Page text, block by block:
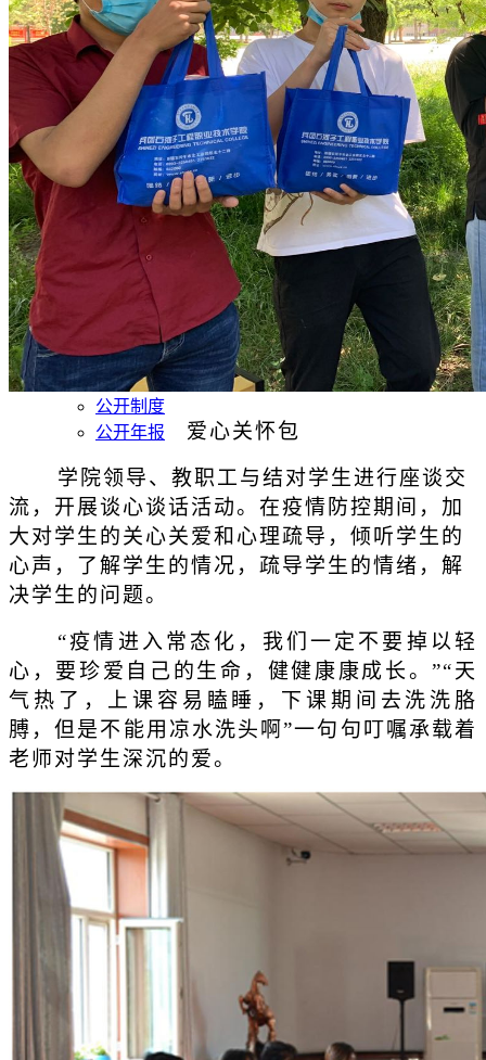
专业建设
产教融合
思政育人
招生就业
招生信息
就业服务
优秀校友
合作交流
智慧校园
学院校历
人才招聘
书记信箱
信息公开
公开指南
公开制度
公开年报
爱心关怀包
学院领导、教职工与结对学生进行座谈交
流，开展谈心谈话活动。在疫情防控期间，加
大对学生的关心关爱和心理疏导，倾听学生的
心声，了解学生的情况，疏导学生的情绪，解
决学生的问题。
“疫情进入常态化，我们一定不要掉以轻
心，要珍爱自己的生命，健健康康成长。”“天
气热了，上课容易瞌睡，下课期间去洗洗胳
膊，但是不能用凉水洗头啊”一句句叮嘱承载着
老师对学生深沉的爱。